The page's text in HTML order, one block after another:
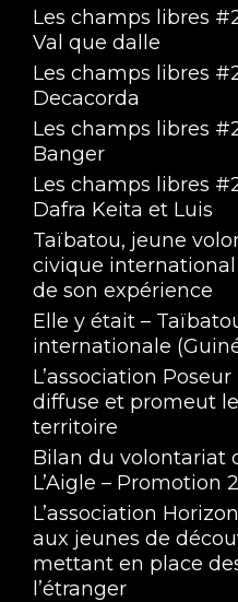
Les champs libres
Val que dalle
Les champs libres
Decacorda
Les champs libres
Banger
Les champs libres
Dafra Keita et Luis
Taïbatou, jeune
civique
de son expérience
Elle y était –
internationale
L’association
diffuse et promeut
territoire
Bilan du volontariat
L’Aigle – Promotion
L’association
aux jeunes de
mettant en place
l’étranger